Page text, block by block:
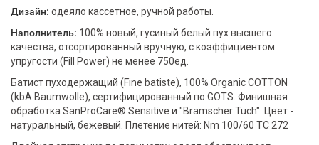
Дизайн: одеяло кассетное, ручной работы.
Наполнитель: 100% новый, гусиный белый пух высшего
качества, отсортированный вручную, с коэффициентом
упругости (Fill Power) не менее 750ед.
Батист пуходержащий (Fine batiste), 100% Organic COTТON
(kbA Baumwolle), сертифицированный по GOTS. Финишная
обработка SanProCare® Sensitive и "Bramscher Tuch". Цвет -
натуральный, бежевый. Плетение нитей: Nm 100/60 TC 272